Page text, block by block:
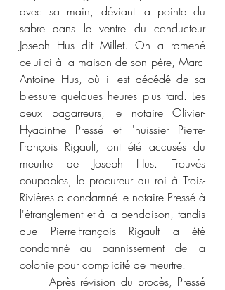
avec sa main, déviant la pointe du
sabre dans le ventre du conducteur
Joseph Hus dit Millet. On a ramené
celui-ci à la maison de son père, Marc-
Antoine Hus, où il est décédé de sa
blessure quelques heures plus tard. Les
deux bagarreurs, le notaire Olivier-
Hyacinthe Pressé et l'huissier Pierre-
François Rigault, ont été accusés du
meurtre de Joseph Hus. Trouvés
coupables, le procureur du roi à Trois-
Rivières a condamné le notaire Pressé à
l'étranglement et à la pendaison, tandis
que Pierre-François Rigault a été
condamné au bannissement de la
colonie pour complicité de meurtre.
	Après révision du procès, Pressé